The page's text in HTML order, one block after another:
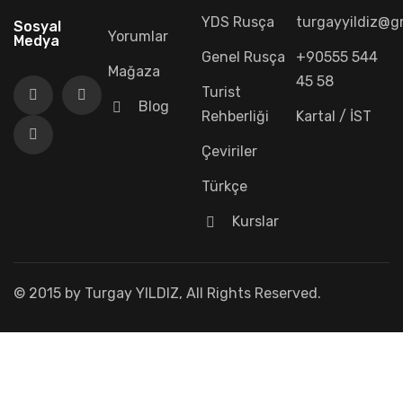
Sosyal
Medya
Yorumlar
Mağaza
Blog
YDS Rusça
Genel Rusça
Turist
Rehberliği
Çeviriler
Türkçe
Kurslar
+90555 544
45 58
Kartal / İST
© 2015 by Turgay YILDIZ, All Rights Reserved.